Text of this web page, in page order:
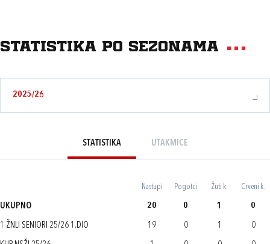
Statistika po sezonama
2025/26
STATISTIKA UTAKMICE
Nastupi Pogotci Žuti k. Crveni k.
UKUPNO 20 0 1 0
1 ŽNLI SENIORI 25/26 1.DIO 19 0 1 0